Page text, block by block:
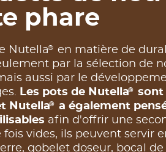
phare
Nutella®
en matière de
par la sélection de
aussi par le
Les pots de Nutella®
sont
Nutella®
a également
afin d'offrir une
fois vides, ils peuvent servir
gobelet doseur, bocal de